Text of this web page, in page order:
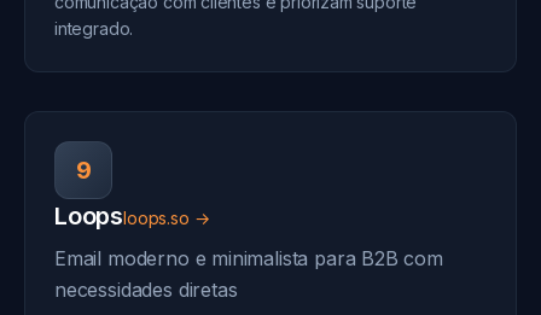
integrado.
9
Loopsloops.so →
Email moderno e minimalista para B2B com
necessidades diretas